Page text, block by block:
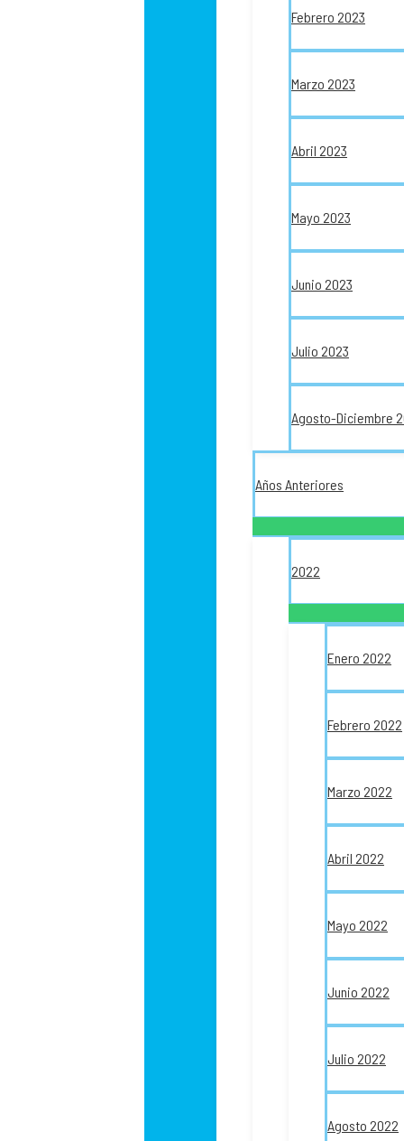
Febrero 2023
Marzo 2023
Abril 2023
Mayo 2023
Junio 2023
Julio 2023
Agosto-Diciembre
Años Anteriores
2022
Enero 2022
Febrero 2022
Marzo 2022
Abril 2022
Mayo 2022
Junio 2022
Julio 2022
Agosto 2022